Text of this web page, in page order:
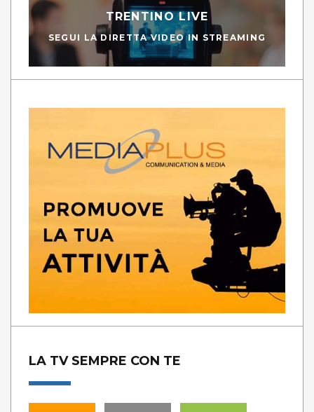
TRENTINO LIVE
SEGUI LA DIRETTA VIDEO IN STREAMING
LA TV SEMPRE CON TE